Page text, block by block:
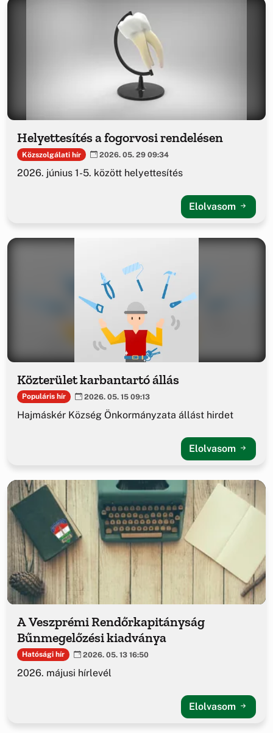
Helyettesítés a fogorvosi rendelésen
Közszolgálati hír 2026. 05. 29 09:34
2026. június 1-5. között helyettesítés
Elolvasom
Közterület karbantartó állás
Populáris hír 2026. 05. 15 09:13
Hajmáskér Község Önkormányzata állást hirdet
Elolvasom
A Veszprémi Rendőrkapitányság
Bűnmegelőzési kiadványa
Hatósági hír 2026. 05. 13 16:50
2026. májusi hírlevél
Elolvasom